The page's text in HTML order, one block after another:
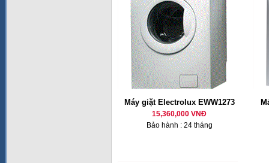
Máy giặt Electrolux EWW1273
15,360,000 VNĐ
Bảo hành : 24 tháng